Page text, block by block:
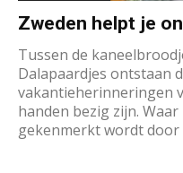
Zweden helpt je
Tussen de
Dalapaardjes ontstaan
vakantieherinneringen
handen bezig zijn.
gekenmerkt wordt door